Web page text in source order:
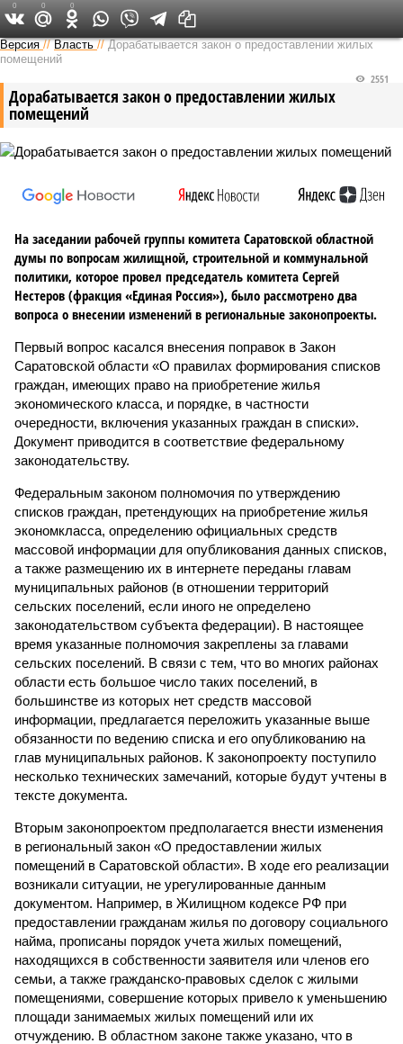
Версия в Саратове
Версия //Власть //Дорабатывается закон о предоставлении жилых
помещений
Дорабатывается закон о предоставлении жилых
помещений
2551
На заседании рабочей группы комитета Саратовской областной
думы по вопросам жилищной, строительной и коммунальной
политики, которое провел председатель комитета Сергей
Нестеров (фракция «Единая Россия»), было рассмотрено два
вопроса о внесении изменений в региональные законопроекты.
Первый вопрос касался внесения поправок в Закон
Саратовской области «О правилах формирования списков
граждан, имеющих право на приобретение жилья
экономического класса, и порядке, в частности
очередности, включения указанных граждан в списки».
Документ приводится в соответствие федеральному
законодательству.
Федеральным законом полномочия по утверждению
списков граждан, претендующих на приобретение жилья
экономкласса, определению официальных средств
массовой информации для опубликования данных списков,
а также размещению их в интернете переданы главам
муниципальных районов (в отношении территорий
сельских поселений, если иного не определено
законодательством субъекта федерации). В настоящее
время указанные полномочия закреплены за главами
сельских поселений. В связи с тем, что во многих районах
области есть большое число таких поселений, в
большинстве из которых нет средств массовой
информации, предлагается переложить указанные выше
обязанности по ведению списка и его опубликованию на
глав муниципальных районов. К законопроекту поступило
несколько технических замечаний, которые будут учтены в
тексте документа.
Вторым законопроектом предполагается внести изменения
в региональный закон «О предоставлении жилых
помещений в Саратовской области». В ходе его реализации
возникали ситуации, не урегулированные данным
документом. Например, в Жилищном кодексе РФ при
предоставлении гражданам жилья по договору социального
найма, прописаны порядок учета жилых помещений,
находящихся в собственности заявителя или членов его
семьи, а также гражданско-правовых сделок с жилыми
помещениями, совершение которых привело к уменьшению
площади занимаемых жилых помещений или их
отчуждению. В областном законе также указано, что в
0 0 0